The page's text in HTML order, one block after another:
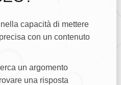
capacità di mettere
con un contenuto
un argomento
una risposta